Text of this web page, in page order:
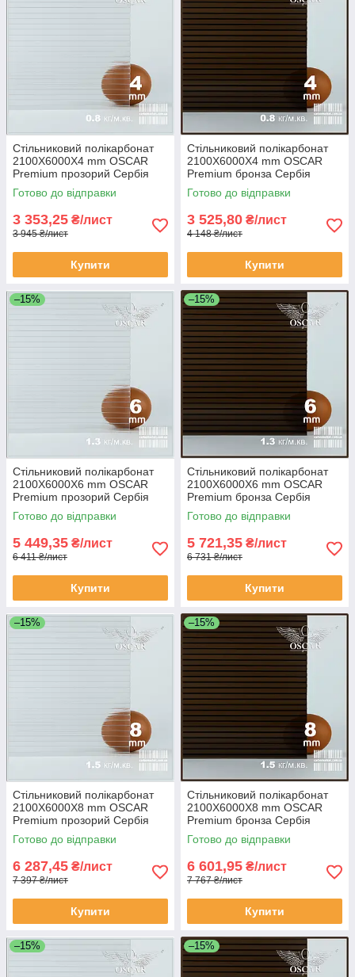
Стільниковий полікарбонат
2100Х6000Х4 mm OSCAR
Premium прозорий Сербія
Готово до відправки
3 353,25 ₴/лист
3 945 ₴/лист
Купити
Стільниковий полікарбонат
2100Х6000Х4 mm OSCAR
Premium бронза Сербія
Готово до відправки
3 525,80 ₴/лист
4 148 ₴/лист
Купити
–15%
Стільниковий полікарбонат
2100Х6000Х6 mm OSCAR
Premium прозорий Сербія
Готово до відправки
5 449,35 ₴/лист
6 411 ₴/лист
Купити
–15%
Стільниковий полікарбонат
2100Х6000Х6 mm OSCAR
Premium бронза Сербія
Готово до відправки
5 721,35 ₴/лист
6 731 ₴/лист
Купити
–15%
Стільниковий полікарбонат
2100Х6000Х8 mm OSCAR
Premium прозорий Сербія
Готово до відправки
6 287,45 ₴/лист
7 397 ₴/лист
Купити
–15%
Стільниковий полікарбонат
2100Х6000Х8 mm OSCAR
Premium бронза Сербія
Готово до відправки
6 601,95 ₴/лист
7 767 ₴/лист
Купити
–15% –15%